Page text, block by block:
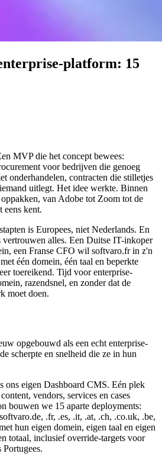
platform: 15
MVP die het concept bewees:
voor bedrijven die genoeg
onderhandelen, contracten die stilletjes
uitlegt. Het idee werkte. Binnen
van Adobe tot Zoom tot de
eens kent.
is Europees, niet Nederlands. En
alles. Een Duitse IT-inkoper
een Franse CFO wil softvaro.fr in z'n
één domein, één taal en beperkte
toereikend. Tijd voor enterprise-
razendsnel, en zonder dat de
moet doen.
opgebouwd als een echt enterprise-
scherpte en snelheid die ze in hun
ons eigen Dashboard CMS. Eén plek
vendors, services en cases
bouwen we 15 aparte deployments:
.fr, .es, .it, .at, .ch, .co.uk, .be,
hun eigen domein, eigen taal en eigen
totaal, inclusief override-targets voor